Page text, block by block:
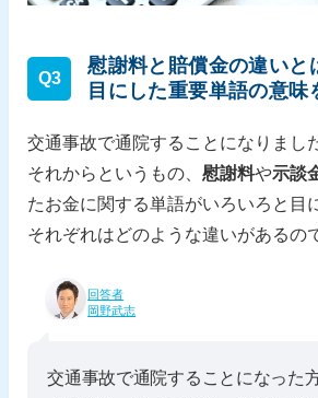
Q3
慰謝料と賠償金の違いと
目にした重要単語の意味
交通事故で通院することになりまし
それからというもの、慰謝料や示談
たお金に関する単語がいろいろと目
それぞれはどのような違いがあるの
回答者
岡野武志
交通事故で通院することになった